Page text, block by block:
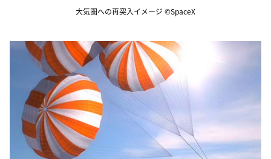
大気圏への再突入イメージ ©SpaceX